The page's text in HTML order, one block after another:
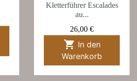
Kletterführer Escalades
au...
Preis
26,00 €

Warenkorb